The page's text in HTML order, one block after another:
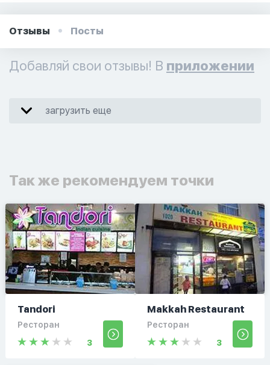
Отзывы Посты
Добавляй свои отзывы! В приложении
загрузить еще
Так же рекомендуем точки
Tandori
Ресторан
3
Makkah Restaurant
Ресторан
3